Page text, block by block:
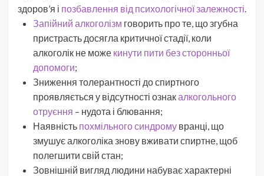
здоров’я і позбавлення від психологічної залежності
Запійний алкоголізм говорить про те, що згубна
пристрасть досягла критичної стадії, коли
алкоголік не може кинути пити без сторонньої
допомоги;
Зниження толерантності до спиртного
проявляється у відсутності ознакалкогольного
отруєння – нудота і блювання;
Наявність похмільного синдрому вранці, що
змушує алкоголіка знову вживати спиртне, щоб
полегшити свій стан;
Зовнішній вигляд людини набуває характерні